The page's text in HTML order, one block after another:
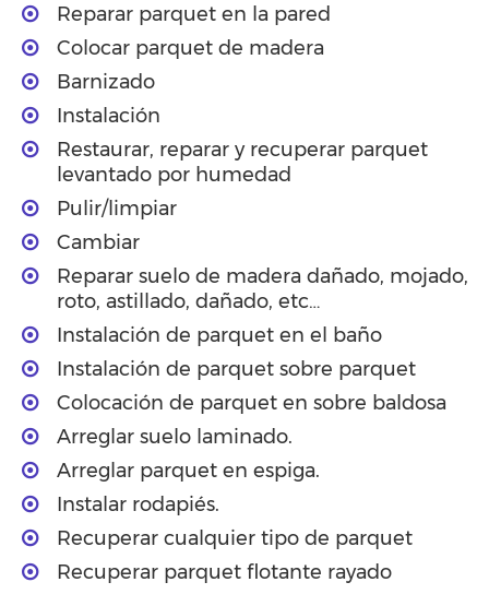
Reparar parquet en la pared
Colocar parquet de madera
Barnizado
Instalación
Restaurar, reparar y recuperar parquet
levantado por humedad
Pulir/limpiar
Cambiar
Reparar suelo de madera dañado, mojado,
roto, astillado, dañado, etc…
Instalación de parquet en el baño
Instalación de parquet sobre parquet
Colocación de parquet en sobre baldosa
Arreglar suelo laminado.
Arreglar parquet en espiga.
Instalar rodapiés.
Recuperar cualquier tipo de parquet
Recuperar parquet flotante rayado